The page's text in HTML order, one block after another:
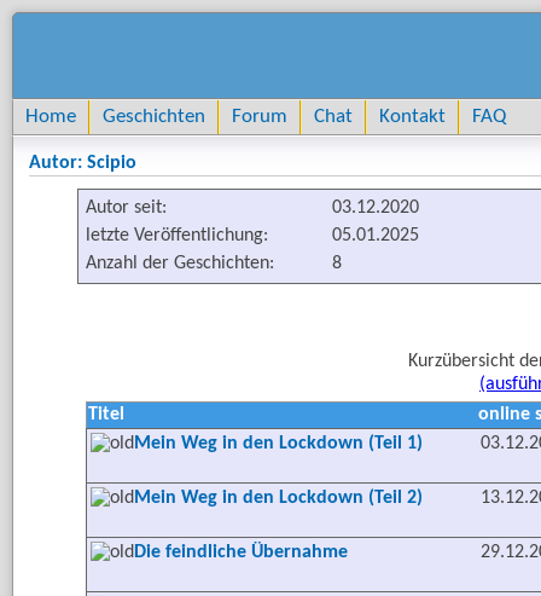
Home Geschichten Forum Chat Kontakt FAQ
Autor: Scipio
Autor seit:
03.12.2020
letzte Veröffentlichung:
05.01.2025
Anzahl der Geschichten:
8
Kurzübersicht
Titel
online
Mein Weg in den Lockdown (Teil 1)
Mein Weg in den Lockdown (Teil 2)
Die feindliche Übernahme